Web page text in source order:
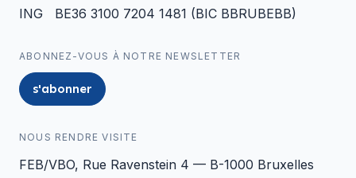
ING BE36 3100 7204 1481 (BIC BBRUBEBB)
ABONNEZ-VOUS À NOTRE NEWSLETTER
s'abonner
NOUS RENDRE VISITE
FEB/VBO, Rue Ravenstein 4 — B-1000 Bruxelles